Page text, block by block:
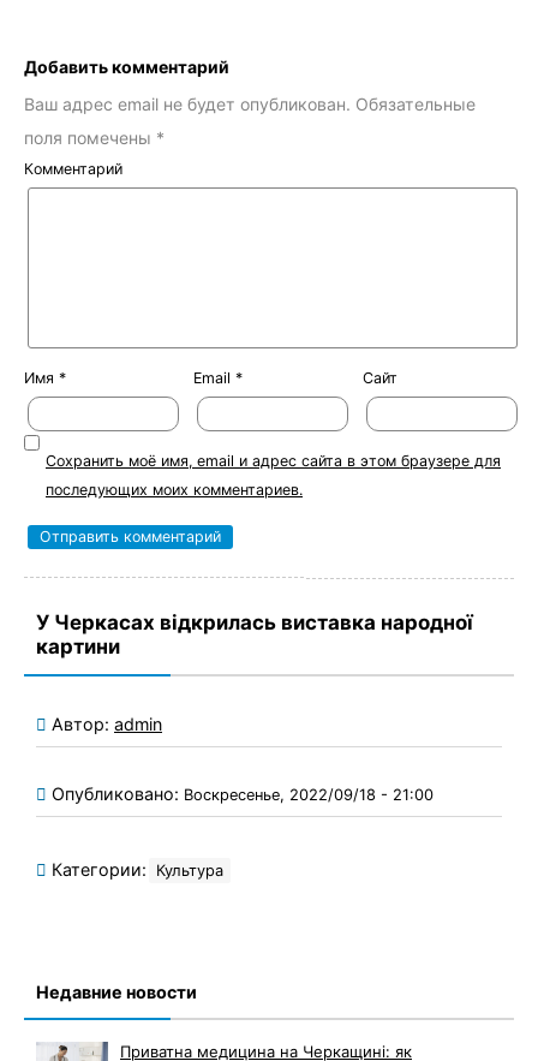
Добавить комментарий
Ваш адрес email не будет опубликован. Обязательные
поля помечены *
Комментарий
Имя * Email * Сайт
Сохранить моё имя, email и адрес сайта в этом браузере для
последующих моих комментариев.
У Черкасах відкрилась виставка народної
картини
Автор: admin
Опубликовано: Воскресенье, 2022/09/18 - 21:00
Категории: Культура
Недавние новости
Приватна медицина на Черкащині: як